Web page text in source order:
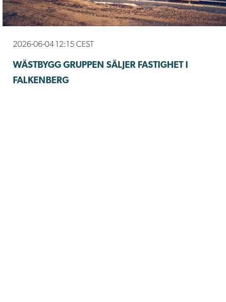
2026-06-04 12:15 CEST
WÄSTBYGG GRUPPEN SÄLJER FASTIGHET I
FALKENBERG